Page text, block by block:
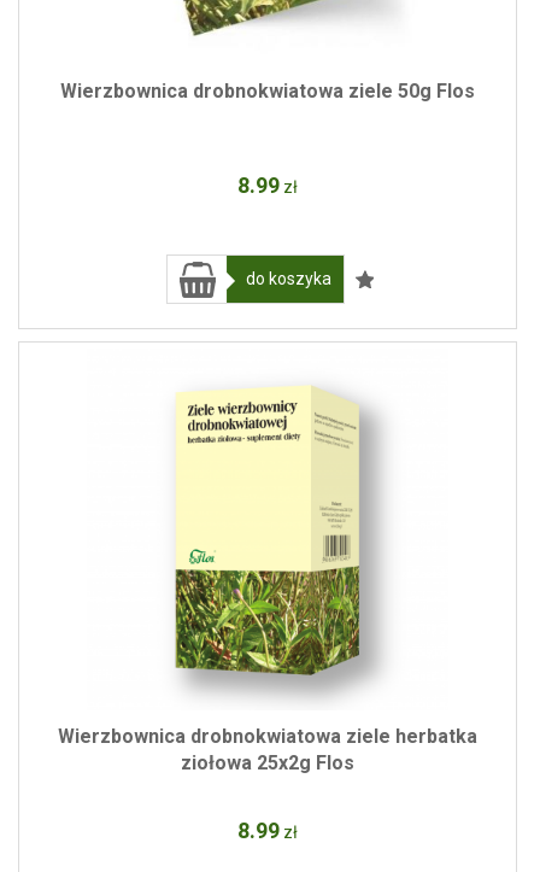
Wierzbownica drobnokwiatowa ziele 50g Flos
8.99 zł
do koszyka
Wierzbownica drobnokwiatowa ziele herbatka
ziołowa 25x2g Flos
8.99 zł